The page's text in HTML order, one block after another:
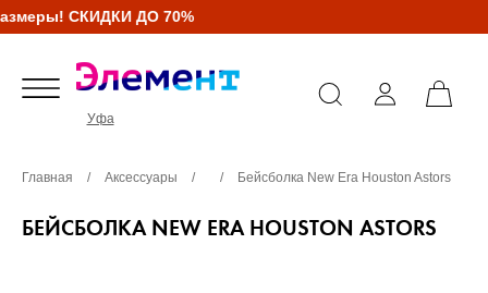
СКИДКИ ДО 70%
Уфа
Главная / Аксессуары / / Бейсболка New Era Houston Astors
БЕЙСБОЛКА NEW ERA HOUSTON ASTORS